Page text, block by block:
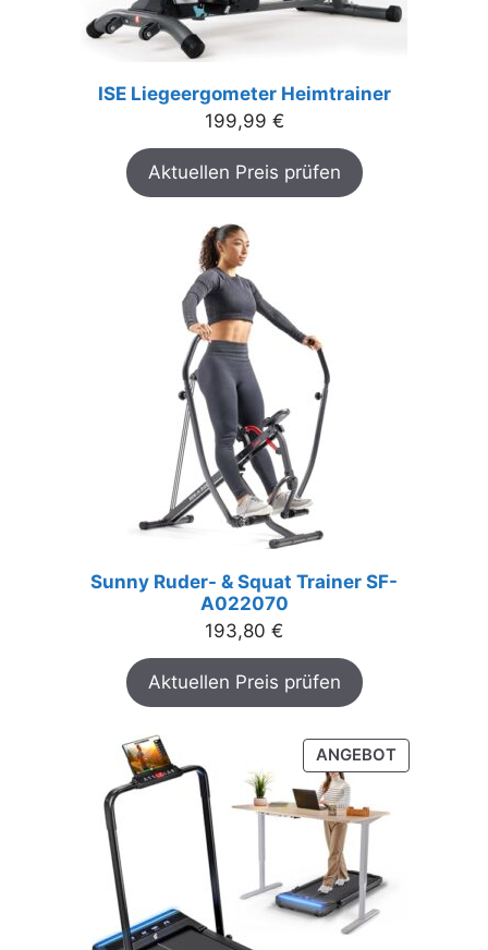
ISE Liegeergometer Heimtrainer
199,99 €
Aktuellen Preis prüfen
Sunny Ruder- & Squat Trainer SF-
A022070
193,80 €
Aktuellen Preis prüfen
ANGEBOTPRODUKT
IM